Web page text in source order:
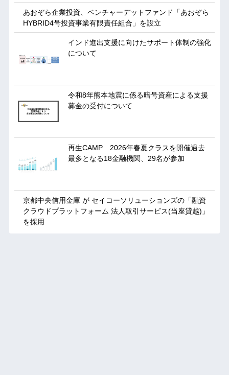
あおぞら企業投資、ベンチャーデットファンド「あおぞら
HYBRID4号投資事業有限責任組合」を設立
インド進出支援に向けたサポート体制の強化
について
令和8年熊本地震に係る暗号資産による支援
募金の受付について
再生CAMP 2026年春夏クラスを開催過去
最多となる18金融機関、29名が参加
京都中央信用金庫 が セイコーソリューションズの「融資
クラウドプラットフォーム 法人取引サービス(当座貸越)」
を採用